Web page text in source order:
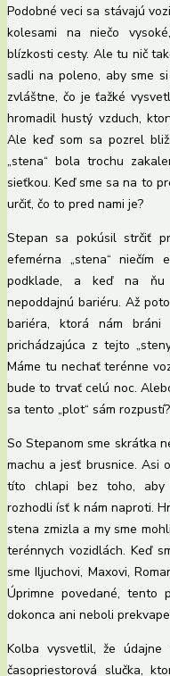
Podobné veci sa stávajú
kolesami na niečo
blízkosti cesty. Ale tu nič
sadli na poleno, aby sme
zvláštne, čo je ťažké
hromadil hustý vzduch,
Ale keď som sa pozrel
„stena“ bola trochu
sieťkou. Keď sme sa na to
určiť, čo to pred nami je?
Stepan sa pokúsil strčiť
efemérna „stena“ niečím
podklade, a keď na ňu
nepoddajnú bariéru. Až
bariéra, ktorá nám bráni
prichádzajúca z tejto
Máme tu nechať terénne
bude to trvať celú noc.
sa tento „plot“ sám rozpustí?
So Stepanom sme skrátka
machu a jesť brusnice. Asi
títo chlapi bez toho, aby
rozhodli ísť k nám naproti.
stena zmizla a my sme
terénnych vozidlách. Keď
sme Iljuchovi, Maxovi,
Úprimne povedané, tento
dokonca ani neboli
Kolba vysvetlil, že údajne
časopriestorová slučka,